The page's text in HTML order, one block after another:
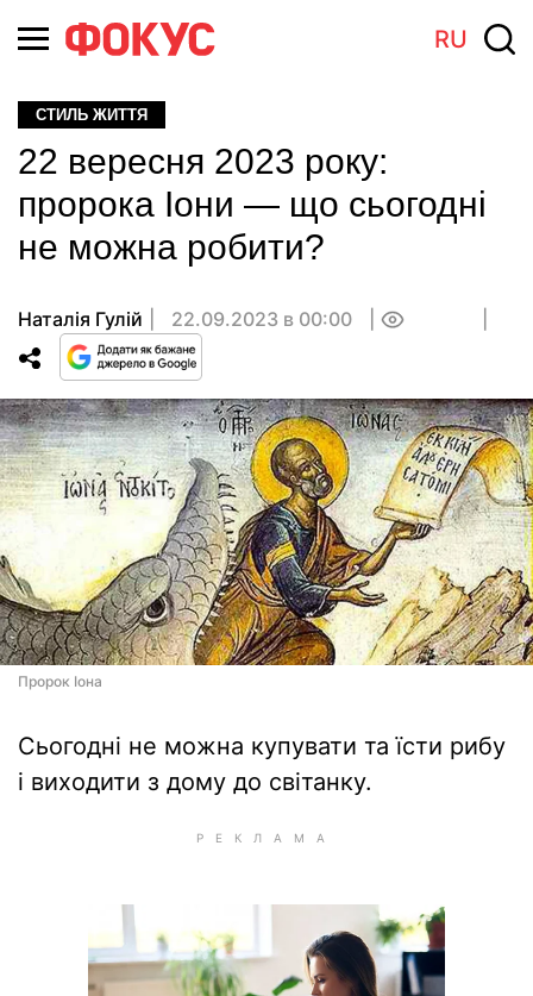
RU
СТИЛЬ ЖИТТЯ
22 вересня 2023 року:
пророка Іони — що сьогодні
не можна робити?
Наталія Гулій 22.09.2023 в 00:00
Пророк Іона
Сьогодні не можна купувати та їсти рибу
і виходити з дому до світанку.